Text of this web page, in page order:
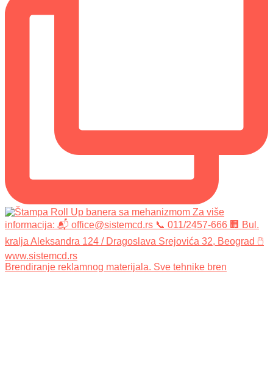
Brendiranje reklamnog materijala. Sve tehnike bren